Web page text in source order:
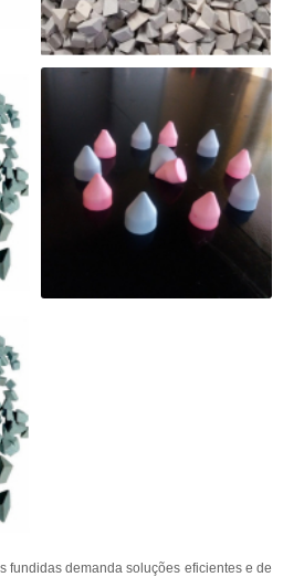
fundidas demanda soluções eficientes e de